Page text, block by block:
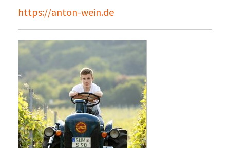
https://anton-wein.de